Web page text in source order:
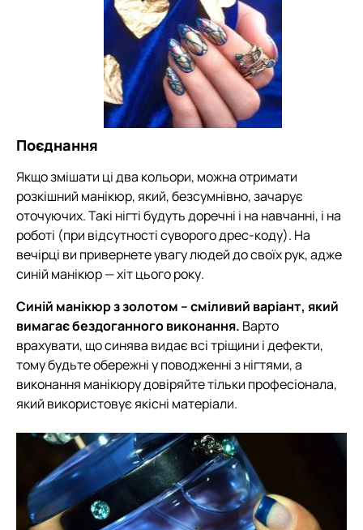
Поєднання
Якщо змішати ці два кольори, можна отримати
розкішний манікюр, який, безсумнівно, зачарує
оточуючих. Такі нігті будуть доречні і на навчанні, і на
роботі (при відсутності суворого дрес-коду). На
вечірці ви привернете увагу людей до своїх рук, адже
синій манікюр — хіт цього року.
Синій манікюр з золотом – сміливий варіант, який
вимагає бездоганного виконання. Варто
врахувати, що синява видає всі тріщини і дефекти,
тому будьте обережні у поводженні з нігтями, а
виконання манікюру довіряйте тільки професіонала,
який використовує якісні матеріали.